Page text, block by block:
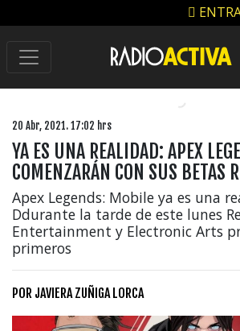
20 Abr, 2021. 17:02 hrs
YA ES UNA REALIDAD: APEX
COMENZARÁN CON SUS BETAS
Apex Legends: Mobile ya es una
Ddurante la tarde de este lunes
Entertainment y Electronic Arts
primeros
POR JAVIERA ZUÑIGA LORCA